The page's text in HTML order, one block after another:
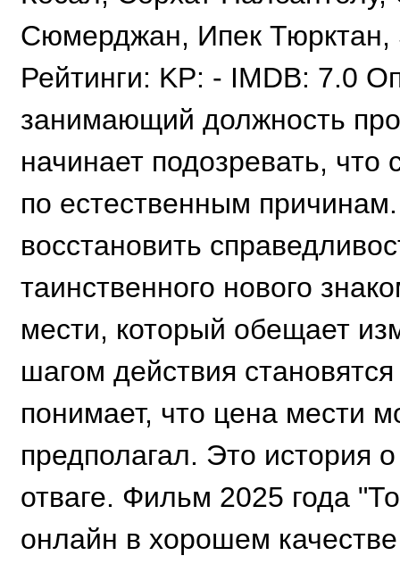
Сюмерджан, Ипек Тюрктан,
Рейтинги: KP: - IMDB: 7.0
занимающий должность
начинает подозревать,
по естественным
восстановить
таинственного нового
мести, который обещает
шагом действия
понимает, что цена мести
предполагал. Это история
отваге. Фильм 2025 года
онлайн в хорошем